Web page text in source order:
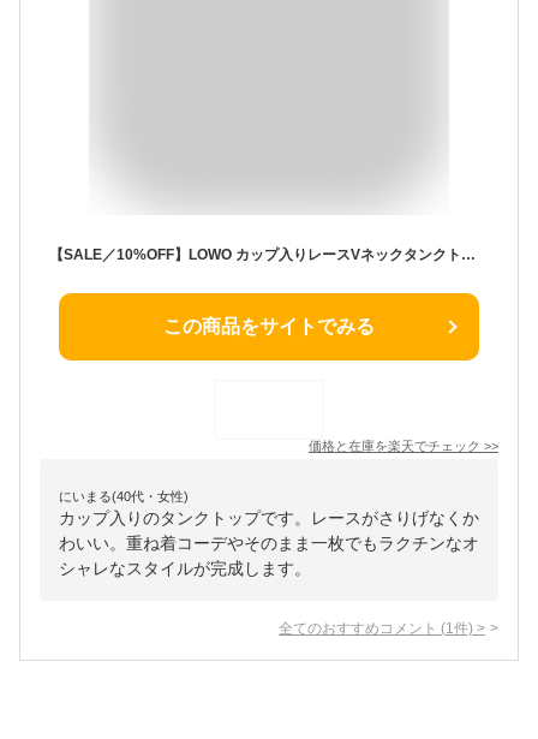
【SALE／10%OFF】LOWO カップ入りレースVネックタンクトップ ガール トップス ノースリーブ・タンクトップ ブラック グレー
この商品をサイトでみる
価格と在庫を楽天でチェック >>
にいまる(40代・女性)
カップ入りのタンクトップです。レースがさりげなくか
わいい。重ね着コーデやそのまま一枚でもラクチンなオ
シャレなスタイルが完成します。
全てのおすすめコメント (1 件) >